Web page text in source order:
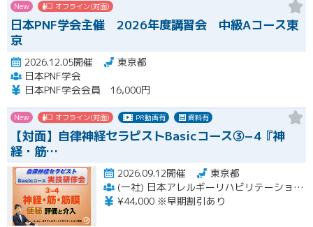
New オフライン(対面)
日本PNF学会主催 2026年度講習会 中級Aコース東
京
2026.12.05開催
東京都
日本PNF学会
日本PNF学会会員 16,000円
New オフライン(対面) PR動画有 資料有
【対面】自律神経セラピストBasicコース③−4『神
経・筋…
2026.09.12開催
東京都
(一社) 日本アレルギーリハビリテーション協会
¥44,000 ※早期割引あり